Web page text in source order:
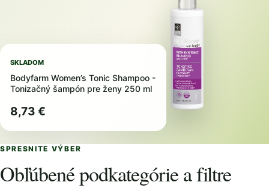
SKLADOM
Bodyfarm Women’s Tonic Shampoo -
Tonizačný šampón pre ženy 250 ml
8,73 €
SPRESNITE VÝBER
Obľúbené podkategórie a filtre